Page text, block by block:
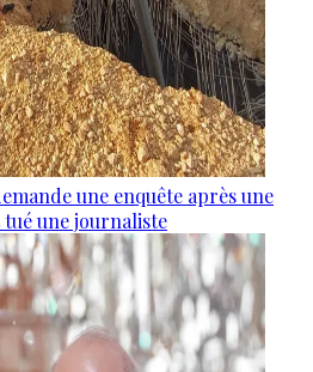
une enquête après une
une journaliste